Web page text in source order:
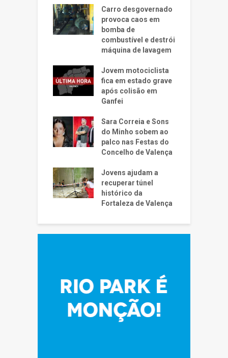
Carro desgovernado
provoca caos em
bomba de
combustível e destrói
máquina de lavagem
Jovem motociclista
fica em estado grave
após colisão em
Ganfei
Sara Correia e Sons
do Minho sobem ao
palco nas Festas do
Concelho de Valença
Jovens ajudam a
recuperar túnel
histórico da
Fortaleza de Valença